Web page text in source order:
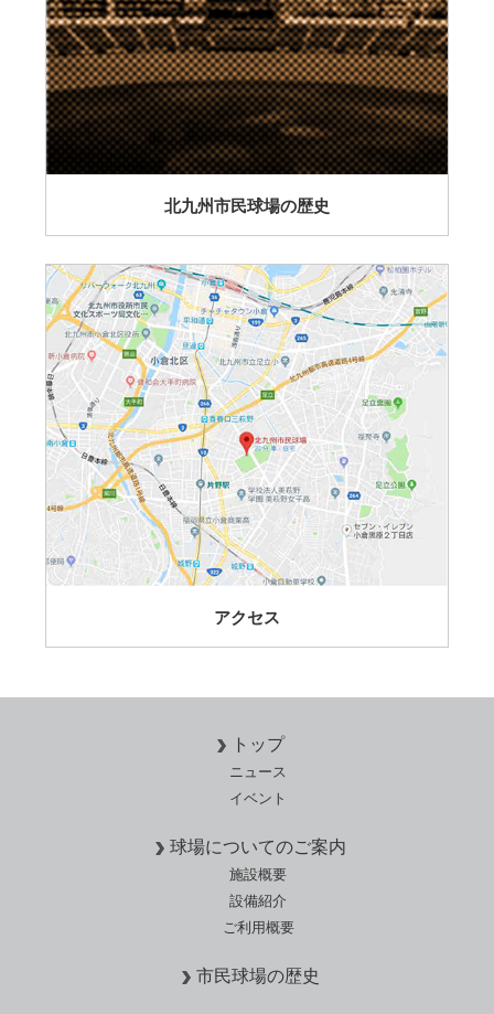
北九州市民球場の歴史
アクセス
トップ
ニュース
イベント
球場についてのご案内
施設概要
設備紹介
ご利用概要
市民球場の歴史